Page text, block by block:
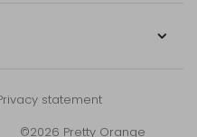
statement
©2026 Pretty Orange